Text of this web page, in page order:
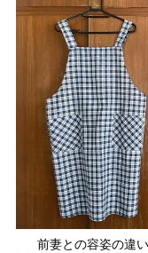
前妻との容姿の違